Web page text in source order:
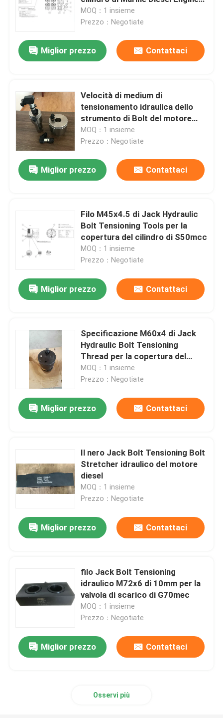
Casa.
Hydraulic Bolt
MOQ：1 insieme
Prezzo：Negotiate
Miglior prezzo Contattaci
Velocità di medium di
tensionamento idraulica dello
strumento di Bolt del motore
diesel 1500Bar
MOQ：1 insieme
Prezzo：Negotiate
Miglior prezzo Contattaci
Filo M45x4.5 di Jack Hydraulic
Bolt Tensioning Tools per la
copertura del cilindro di S50mcc
MOQ：1 insieme
Prezzo：Negotiate
Miglior prezzo Contattaci
Specificazione M60x4 di Jack
Hydraulic Bolt Tensioning
Thread per la copertura del
cilindro di S60mec
MOQ：1 insieme
Prezzo：Negotiate
Miglior prezzo Contattaci
Il nero Jack Bolt Tensioning Bolt
Stretcher idraulico del motore
diesel
MOQ：1 insieme
Prezzo：Negotiate
Miglior prezzo Contattaci
filo Jack Bolt Tensioning
idraulico M72x6 di 10mm per la
valvola di scarico di G70mec
MOQ：1 insieme
Prezzo：Negotiate
Miglior prezzo Contattaci
Osservi più